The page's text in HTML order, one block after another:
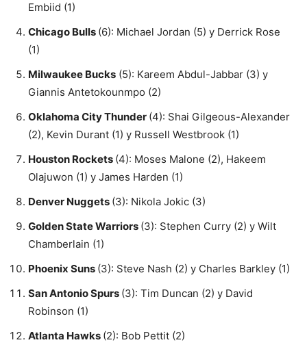
Embiid (1)
Chicago Bulls (6): Michael Jordan (5) y Derrick Rose
(1)
Milwaukee Bucks (5): Kareem Abdul-Jabbar (3) y
Giannis Antetokounmpo (2)
Oklahoma City Thunder (4): Shai Gilgeous-Alexander
(2), Kevin Durant (1) y Russell Westbrook (1)
Houston Rockets (4): Moses Malone (2), Hakeem
Olajuwon (1) y James Harden (1)
Denver Nuggets (3): Nikola Jokic (3)
Golden State Warriors (3): Stephen Curry (2) y Wilt
Chamberlain (1)
Phoenix Suns (3): Steve Nash (2) y Charles Barkley (1)
San Antonio Spurs (3): Tim Duncan (2) y David
Robinson (1)
Atlanta Hawks (2): Bob Pettit (2)